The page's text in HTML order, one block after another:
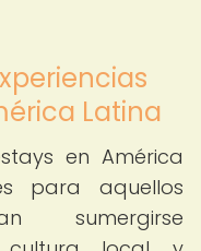
Latina
en América
para aquellos
sumergirse